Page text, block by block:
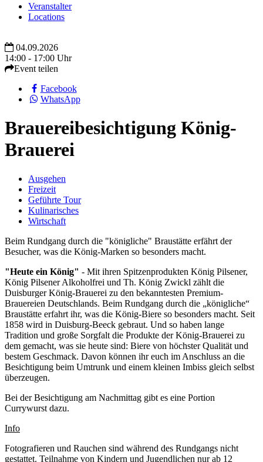
Veranstalter
Locations
04.09.2026
14:00 - 17:00 Uhr
Event teilen
Facebook
WhatsApp
Brauereibesichtigung König-
Brauerei
Ausgehen
Freizeit
Geführte Tour
Kulinarisches
Wirtschaft
Beim Rundgang durch die "königliche" Braustätte erfährt der
Besucher, was die König-Marken so besonders macht.
"Heute ein König" - Mit ihren Spitzenprodukten König Pilsener,
König Pilsener Alkoholfrei und Th. König Zwickl zählt die
Duisburger König-Brauerei zu den bekanntesten Premium-
Brauereien Deutschlands. Beim Rundgang durch die „königliche“
Braustätte erfahrt ihr, was die König-Biere so besonders macht. Seit
1858 wird in Duisburg-Beeck gebraut. Und so haben lange
Tradition und große Sorgfalt die Produkte der König-Brauerei zu
dem gemacht, was sie heute sind: Biere von höchster Qualität und
bestem Geschmack. Davon können ihr euch im Anschluss an die
Besichtigung beim Umtrunk und einem kleinen Imbiss gleich selbst
überzeugen.
Bei der Besichtigung am Nachmittag gibt es eine Portion
Currywurst dazu.
Info
Fotografieren und Rauchen sind während des Rundgangs nicht
gestattet. Teilnahme von Kindern und Jugendlichen nur ab 12